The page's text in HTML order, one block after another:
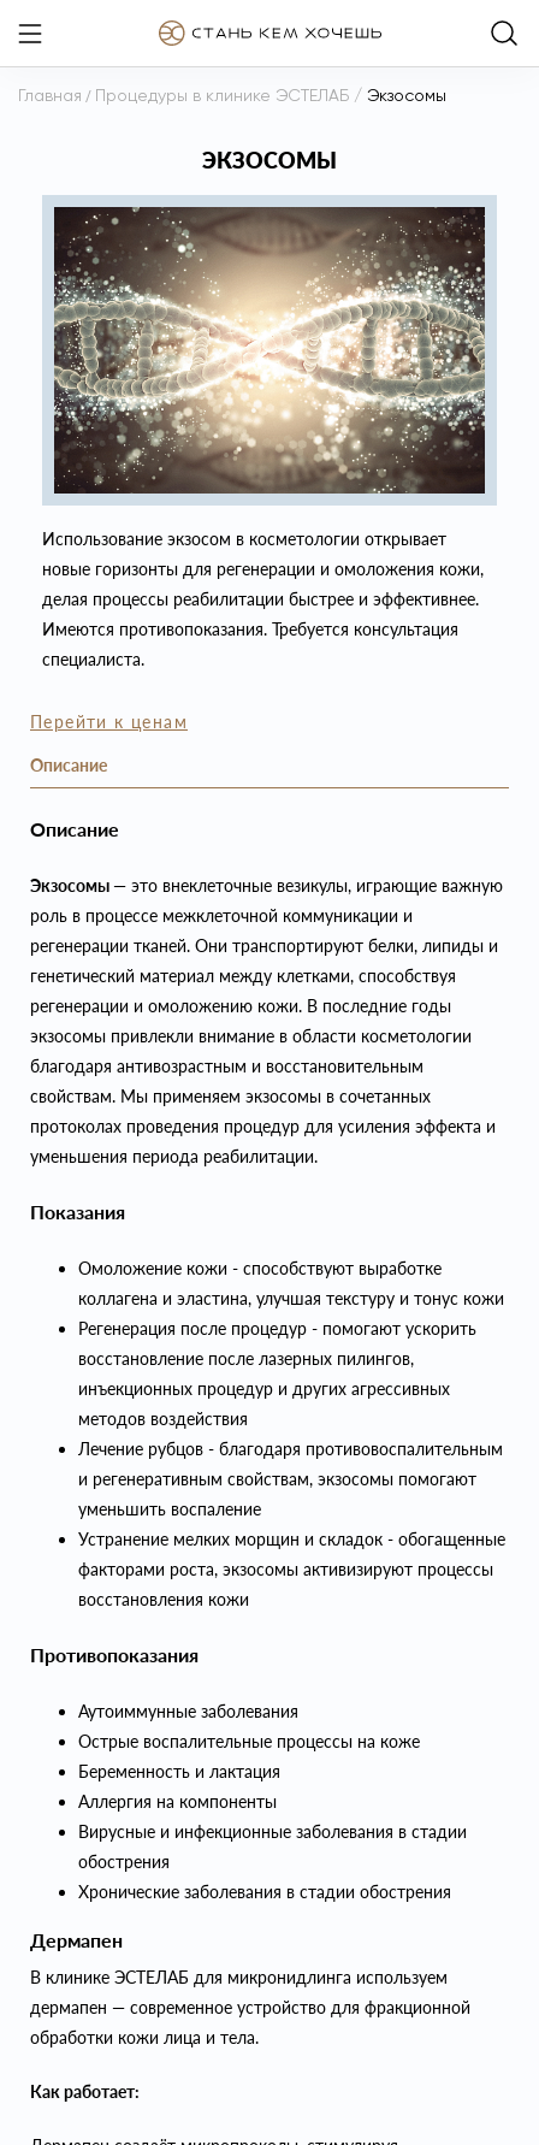
Главная / Процедуры в клинике ЭСТЕЛАБ / Экзосомы
ЭКЗОСОМЫ
Использование экзосом в косметологии открывает
новые горизонты для регенерации и омоложения кожи,
делая процессы реабилитации быстрее и эффективнее.
Имеются противопоказания. Требуется консультация
специалиста.
Перейти к ценам
Описание
Описание
Экзосомы— это внеклеточные везикулы, играющие важную
роль в процессе межклеточной коммуникации и
регенерации тканей. Они транспортируют белки, липиды и
генетический материал между клетками, способствуя
регенерации и омоложению кожи. В последние годы
экзосомы привлекли внимание в области косметологии
благодаря антивозрастным и восстановительным
свойствам. Мы применяем экзосомы в сочетанных
протоколах проведения процедур для усиления эффекта и
уменьшения периода реабилитации.
Показания
Омоложение кожи - способствуют выработке
коллагена и эластина, улучшая текстуру и тонус кожи
Регенерация после процедур - помогают ускорить
восстановление после лазерных пилингов,
инъекционных процедур и других агрессивных
методов воздействия
Лечение рубцов - благодаря противовоспалительным
и регенеративным свойствам, экзосомы помогают
уменьшить воспаление
Устранение мелких морщин и складок - обогащенные
факторами роста, экзосомы активизируют процессы
восстановления кожи
Противопоказания
Аутоиммунные заболевания
Острые воспалительные процессы на коже
Беременность и лактация
Аллергия на компоненты
Вирусные и инфекционные заболевания в стадии
обострения
Хронические заболевания в стадии обострения
Дермапен
В клинике ЭСТЕЛАБ для микронидлинга используем
дермапен — современное устройство для фракционной
обработки кожи лица и тела.
Как работает: